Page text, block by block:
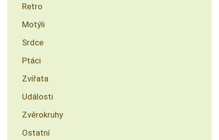
Retro
Motýli
Srdce
Ptáci
Zvířata
Události
Zvěrokruhy
Ostatní